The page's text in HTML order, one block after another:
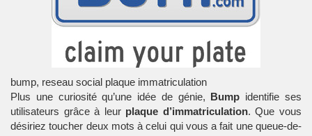
bump, reseau social plaque immatriculation
Plus une curiosité qu’une idée de génie, Bump identifie ses
utilisateurs grâce à leur plaque d’immatriculation. Que vous
désiriez toucher deux mots à celui qui vous a fait une queue-de-